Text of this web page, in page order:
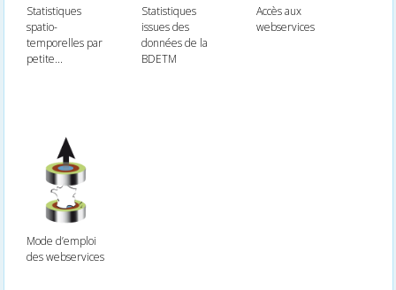
Statistiques
spatio-
temporelles par
petite...
Statistiques
issues des
données de la
BDETM
Accès aux
webservices
Mode d’emploi
des webservices